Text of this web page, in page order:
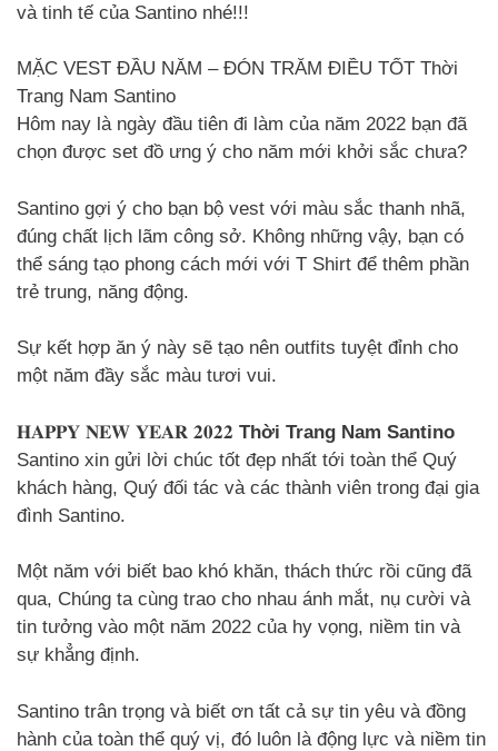
và tinh tế của Santino nhé!!!
MẶC VEST ĐẦU NĂM – ĐÓN TRĂM ĐIỀU TỐT Thời
Trang Nam Santino
Hôm nay là ngày đầu tiên đi làm của năm 2022 bạn đã
chọn được set đồ ưng ý cho năm mới khởi sắc chưa?
Santino gợi ý cho bạn bộ vest với màu sắc thanh nhã,
đúng chất lịch lãm công sở. Không những vậy, bạn có
thể sáng tạo phong cách mới với T Shirt để thêm phần
trẻ trung, năng động.
Sự kết hợp ăn ý này sẽ tạo nên outfits tuyệt đỉnh cho
một năm đầy sắc màu tươi vui.
𝐇𝐀𝐏𝐏𝐘 𝐍𝐄𝐖 𝐘𝐄𝐀𝐑 𝟐𝟎𝟐𝟐 Thời Trang Nam Santino
Santino xin gửi lời chúc tốt đẹp nhất tới toàn thể Quý
khách hàng, Quý đối tác và các thành viên trong đại gia
đình Santino.
Một năm với biết bao khó khăn, thách thức rồi cũng đã
qua, Chúng ta cùng trao cho nhau ánh mắt, nụ cười và
tin tưởng vào một năm 2022 của hy vọng, niềm tin và
sự khẳng định.
Santino trân trọng và biết ơn tất cả sự tin yêu và đồng
hành của toàn thể quý vị, đó luôn là động lực và niềm tin